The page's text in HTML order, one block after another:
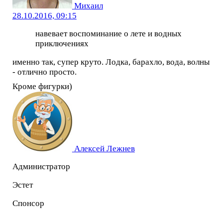
Михаил
28.10.2016, 09:15
навевает воспоминание о лете и водных
приключениях
именно так, супер круто. Лодка, барахло, вода, волны
- отлично просто.
Кроме фигурки)
Алексей Лежнев
Администратор
Эстет
Спонсор